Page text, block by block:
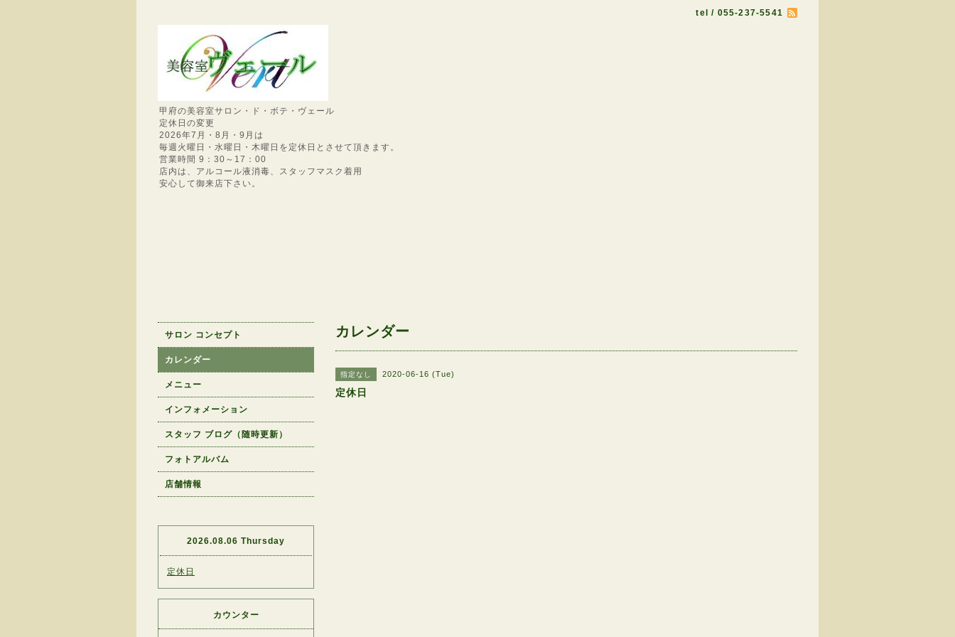
tel / 055-237-5541
甲府の美容室サロン・ド・ボテ・ヴェール
定休日の変更
2026年7月・8月・9月は
毎週火曜日・水曜日・木曜日を定休日とさせて頂きます。
営業時間 9：30～17：00
店内は、アルコール液消毒、スタッフマスク着用
安心して御来店下さい。
カレンダー
指定なし 2020-06-16 (Tue)
定休日
サロン コンセプト
カレンダー
メニュー
インフォメーション
スタッフ ブログ（随時更新）
フォトアルバム
店舗情報
2026.08.06 Thursday
定休日
カウンター